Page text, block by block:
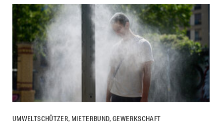
UMWELTSCHÜTZER, MIETERBUND, GEWERKSCHAFT